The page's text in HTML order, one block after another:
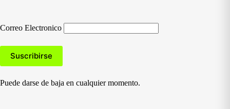
Correo Electronico
Puede darse de baja en cualquier momento.